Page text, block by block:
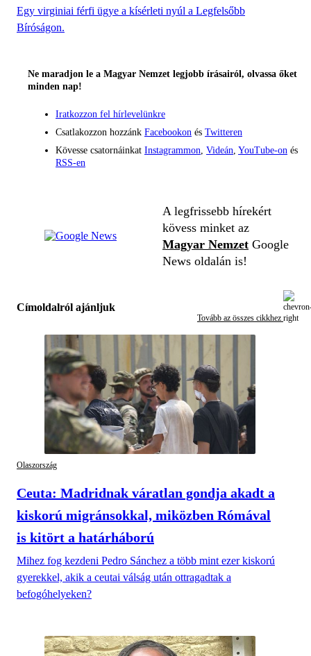
Egy virginiai férfi ügye a kísérleti nyúl a Legfelsőbb
Bíróságon.
Ne maradjon le a Magyar Nemzet legjobb írásairól, olvassa őket
minden nap!
Iratkozzon fel hírlevelünkre
Csatlakozzon hozzánk Facebookon és Twitteren
Kövesse csatornáinkat Instagrammon, Videán, YouTube-on és
RSS-en
A legfrissebb hírekért
kövess minket az
Magyar Nemzet Google
News oldalán is!
Címoldalról ajánljuk
Tovább az összes cikkhez
Olaszország
Ceuta: Madridnak váratlan gondja akadt a
kiskorú migránsokkal, miközben Rómával
is kitört a határháború
Mihez fog kezdeni Pedro Sánchez a több mint ezer kiskorú
gyerekkel, akik a ceutai válság után ottragadtak a
befogóhelyeken?